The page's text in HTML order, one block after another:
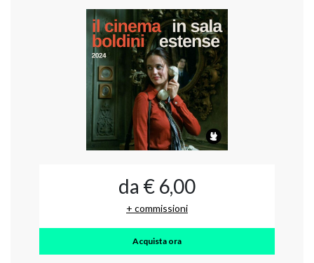
da € 6,00
+ commissioni
Acquista ora